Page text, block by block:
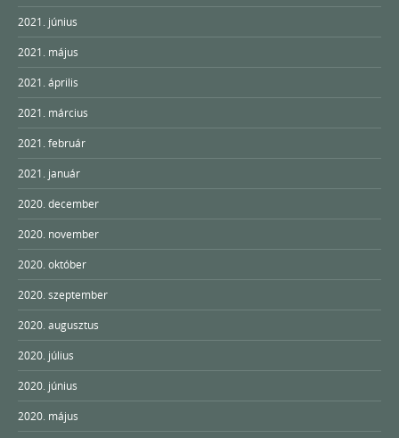
2021. június
2021. május
2021. április
2021. március
2021. február
2021. január
2020. december
2020. november
2020. október
2020. szeptember
2020. augusztus
2020. július
2020. június
2020. május